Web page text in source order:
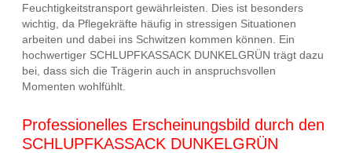
Feuchtigkeitstransport gewährleisten. Dies ist besonders
wichtig, da Pflegekräfte häufig in stressigen Situationen
arbeiten und dabei ins Schwitzen kommen können. Ein
hochwertiger SCHLUPFKASSACK DUNKELGRÜN trägt dazu
bei, dass sich die Trägerin auch in anspruchsvollen
Momenten wohlfühlt.
Professionelles Erscheinungsbild durch den
SCHLUPFKASSACK DUNKELGRÜN